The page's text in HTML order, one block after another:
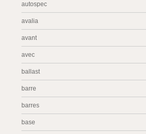
autospec
avalia
avant
avec
ballast
barre
barres
base